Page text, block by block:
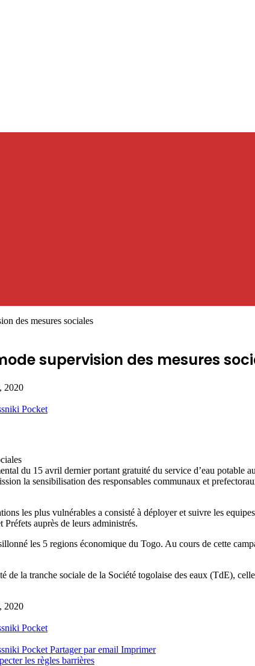
des mesures sociales
supervision des mesures
2020
Pocket
du 15 avril dernier portant gratuité du service d’eau potable
la sensibilisation des responsables communaux et
les plus vulnérables a consisté à déployer et suivre les
auprès de leurs administrés.
les 5 regions économique du Togo. Au cours de cette
la tranche sociale de la Société togolaise des eaux (TdE),
2020
Pocket
Pocket Partager par email Imprimer
les règles barrières